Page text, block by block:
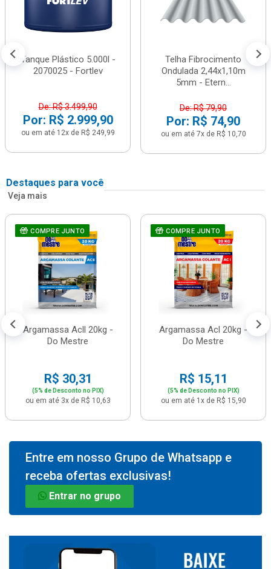
Tanque Plástico 5.000l -
2070025 - Fortlev
De: R$ 3.499,90
Por: R$ 2.999,90
ou em até 12x de R$ 249,99
Telha Fibrocimento
Ondulada 2,44x1,10m
5mm - Etern...
De: R$ 79,90
Por: R$ 74,90
ou em até 7x de R$ 10,70
Destaques para você
Veja mais
COMPRE JUNTO
Argamassa Acll 20kg -
Do Mestre
R$ 30,31
(5% de Desconto no PIX)
ou em até 3x de R$ 10,63
COMPRE JUNTO
Argamassa Acl 20kg -
Do Mestre
R$ 15,11
(5% de Desconto no PIX)
ou em até 1x de R$ 15,90
Entre em nosso Grupo de Whatsapp e
receba ofertas exclusivas!
Entrar no grupo